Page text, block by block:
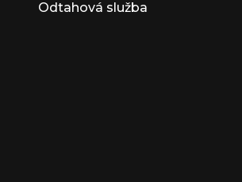
Odtahová služba